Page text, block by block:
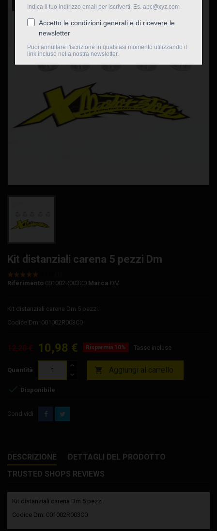
Nuovo
Kit distanziali carena 5 pezzi Dm
Riferimento 001002R003C0 Marca DM
Kit distanziali carena Dm 5 pezzi.
Codice Dm: 001002R003C0
12,20 € 10,98 € Risparmia 10% Tasse incluse
Quantità  Aggiungi al carrello
 Disponibile
Condividi
DESCRIZIONE
DETTAGLI DEL PRODOTTO
TRUSTED SHOPS REVIEWS
Kit distanziali carena Dm 5 pezzi.
Codice Dm: 001002R003C0